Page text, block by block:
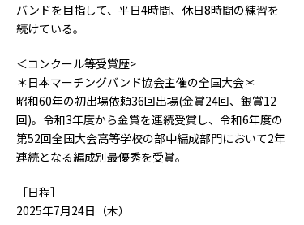
バンドを目指して、平日4時間、休日8時間の練習を
続けている。
＜コンクール等受賞歴>
＊日本マーチングバンド協会主催の全国大会＊
昭和60年の初出場依頼36回出場(金賞24回、銀賞12
回)。令和3年度から金賞を連続受賞し、令和6年度の
第52回全国大会高等学校の部中編成部門において2年
連続となる編成別最優秀を受賞。
［日程］
2025年7月24日（木）